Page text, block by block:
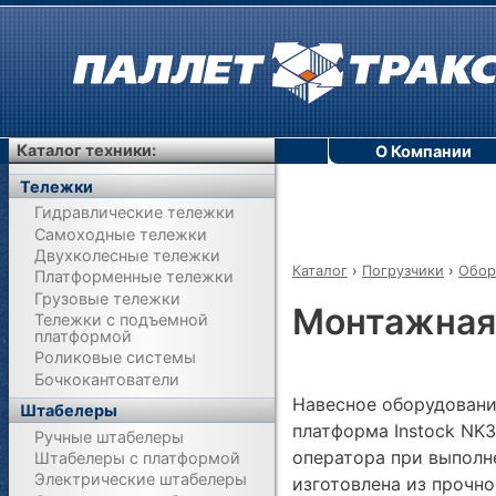
Каталог › Погрузчики ›
Навесное
платформа Instock
оператора при
изготовлена из
О Компании
Каталог техники:
Тележки
Гидравлические тележки
Самоходные тележки
Двухколесные тележки
Платформенные тележки
Грузовые тележки
Тележки с подъемной
платформой
Роликовые системы
Бочкокантователи
Штабелеры
Ручные штабелеры
Штабелеры с платформой
Электрические штабелеры